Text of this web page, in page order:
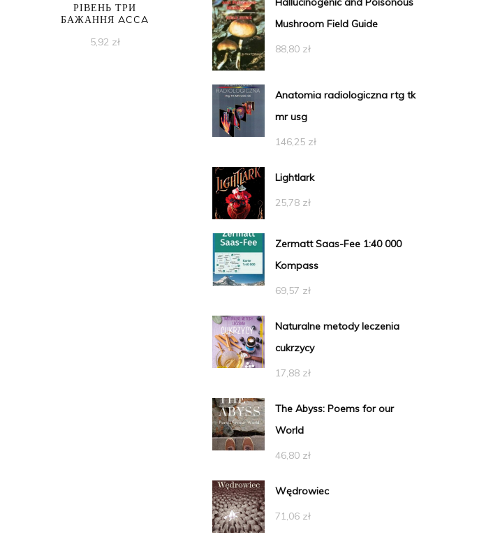
РІВЕНЬ ТРИ
БАЖАННЯ ACCA
5,92 zł
Mushroom Field Guide
88,80 zł
Anatomia radiologiczna rtg tk
mr usg
146,25 zł
Lightlark
25,78 zł
Zermatt Saas-Fee 1:40 000
Kompass
69,57 zł
Naturalne metody leczenia
cukrzycy
17,88 zł
The Abyss: Poems for our
World
46,80 zł
Wędrowiec
71,06 zł